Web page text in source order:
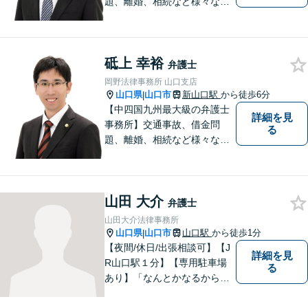
い！
砥上 幸裕 弁護士
岡野法律事務所 山口支店
山口県|山口市 新山口駅 から徒歩6分
【中四国九州最大級の弁護士
事務所】交通事故、借金問
題、離婚、相続など様々な問
い！
詳細を見
る
山田 大介 弁護士
山田大介法律事務所
山口県|山口市 山口駅 から徒歩1分
【夜間/休日/出張相談可】【J
R山口駅１分】【専用駐車場
あり】「なんとかなるから大
詳細を見
る